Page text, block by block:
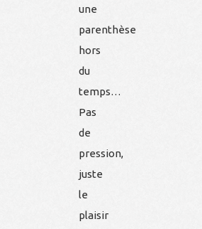
une
parenthèse
hors
du
temps…
Pas
de
pression,
juste
le
plaisir